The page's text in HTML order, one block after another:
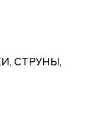
СТРУНЫ,